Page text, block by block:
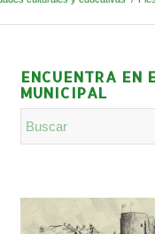
ENCUENTRA EN
MUNICIPAL